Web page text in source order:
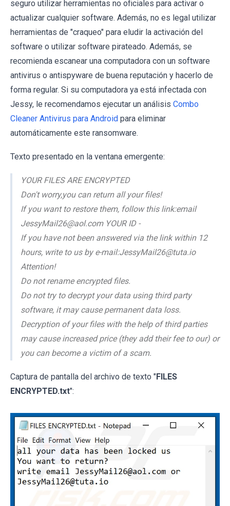
seguro utilizar herramientas no oficiales para activar o
actualizar cualquier software. Además, no es legal utilizar
herramientas de "craqueo" para eludir la activación del
software o utilizar software pirateado. Además, se
recomienda escanear una computadora con un software
antivirus o antispyware de buena reputación y hacerlo de
forma regular. Si su computadora ya está infectada con
Jessy, le recomendamos ejecutar un análisis Combo
Cleaner Antivirus para Android para eliminar
automáticamente este ransomware.
Texto presentado en la ventana emergente:
YOUR FILES ARE ENCRYPTED
Don't worry,you can return all your files!
If you want to restore them, follow this link:email
JessyMail26@aol.com YOUR ID -
If you have not been answered via the link within 12
hours, write to us by e-mail:JessyMail26@tuta.io
Attention!
Do not rename encrypted files.
Do not try to decrypt your data using third party
software, it may cause permanent data loss.
Decryption of your files with the help of third parties
may cause increased price (they add their fee to our) or
you can become a victim of a scam.
Captura de pantalla del archivo de texto "FILES
ENCRYPTED.txt":